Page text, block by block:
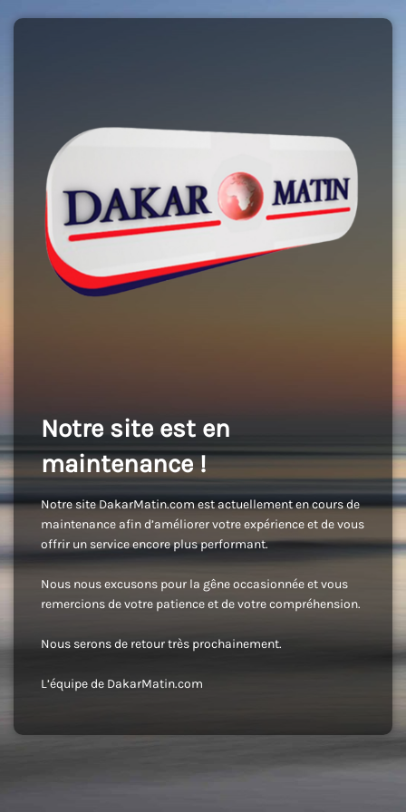
Notre site est en
maintenance !
Notre site DakarMatin.com est actuellement en cours de
maintenance afin d’améliorer votre expérience et de vous
offrir un service encore plus performant.
Nous nous excusons pour la gêne occasionnée et vous
remercions de votre patience et de votre compréhension.
Nous serons de retour très prochainement.
L’équipe de DakarMatin.com